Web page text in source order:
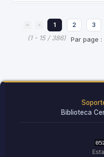
1 2 3
(1 - 15 / 386) Par page :
Biblioteca